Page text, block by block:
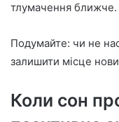
тлумачення ближче.
Подумайте: чи не
залишити місце
Коли сон